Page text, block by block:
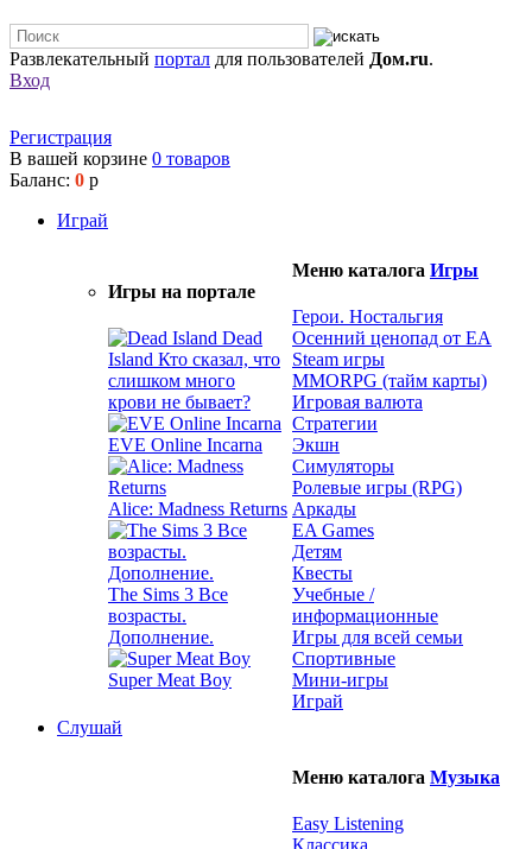
Развлекательный портал для пользователей Дом.ru.
Вход
Регистрация
В вашей корзине 0 товаров
Баланс: 0 р
Играй
Игры на портале
Dead
Island Кто сказал, что
слишком много
крови не бывает?
EVE Online Incarna
Alice: Madness Returns
The Sims 3 Все
возрасты.
Дополнение.
Super Meat Boy
Меню каталога Игры
Герои. Ностальгия
Осенний ценопад от EA
Steam игры
MMORPG (тайм карты)
Игровая валюта
Стратегии
Экшн
Симуляторы
Ролевые игры (RPG)
Аркады
EA Games
Детям
Квесты
Учебные /
информационные
Игры для всей семьи
Спортивные
Мини-игры
Играй
Слушай
Меню каталога Музыка
Easy Listening